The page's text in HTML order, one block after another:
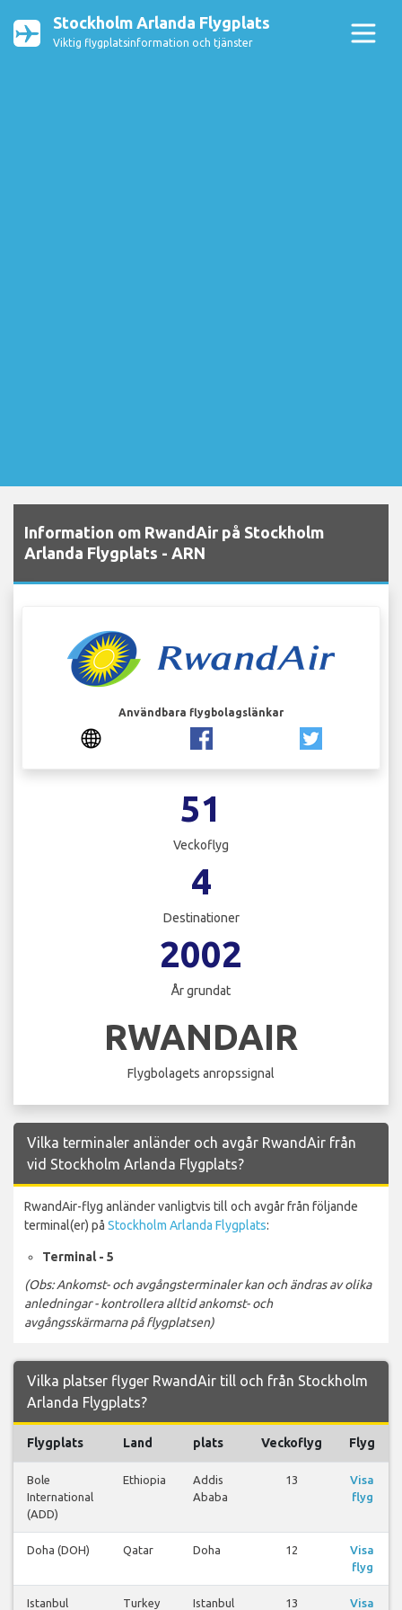
Stockholm Arlanda Flygplats
Viktig flygplatsinformation och tjänster
Information om RwandAir på Stockholm
Arlanda Flygplats - ARN
Användbara flygbolagslänkar
51
Veckoflyg
4
Destinationer
2002
År grundat
RWANDAIR
Flygbolagets anropssignal
Vilka terminaler anländer och avgår RwandAir från
vid Stockholm Arlanda Flygplats?
RwandAir-flyg anländer vanligtvis till och avgår från följande
terminal(er) på Stockholm Arlanda Flygplats:
Terminal - 5
(Obs: Ankomst- och avgångsterminaler kan och ändras av olika
anledningar - kontrollera alltid ankomst- och
avgångsskärmarna på flygplatsen)
Vilka platser flyger RwandAir till och från Stockholm
Arlanda Flygplats?
Flygplats Land plats Veckoflyg Flyg
Bole
International
(ADD)
Ethiopia
Addis
Ababa
13
Visa
flyg
Doha (DOH) Qatar Doha 12
Visa
flyg
Istanbul
Turkey Istanbul 13
Visa